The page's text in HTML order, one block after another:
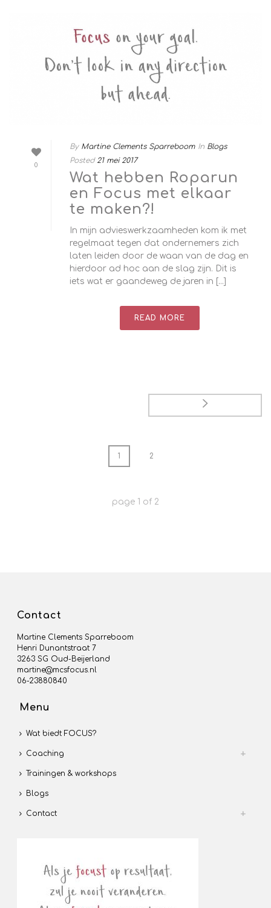
0
By Martine Clements Sparreboom In Blogs
Posted 21 mei 2017
Wat hebben Roparun
en Focus met elkaar
te maken?!
In mijn advieswerkzaamheden kom ik met
regelmaat tegen dat ondernemers zich
laten leiden door de waan van de dag en
hierdoor ad hoc aan de slag zijn. Dit is
iets wat er gaandeweg de jaren in [...]
READ MORE
1 2
page 1 of 2
Contact
Martine Clements Sparreboom
Henri Dunantstraat 7
3263 SG Oud-Beijerland
martine@mcsfocus.nl
06-23880840
Menu
Wat biedt FOCUS?
Coaching
Trainingen & workshops
Blogs
Contact